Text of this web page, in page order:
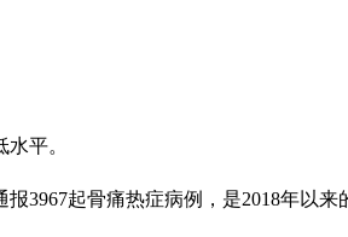
平。
3967起骨痛热症病例，是2018年以